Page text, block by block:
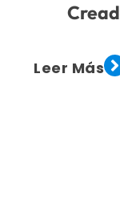
Leer Más